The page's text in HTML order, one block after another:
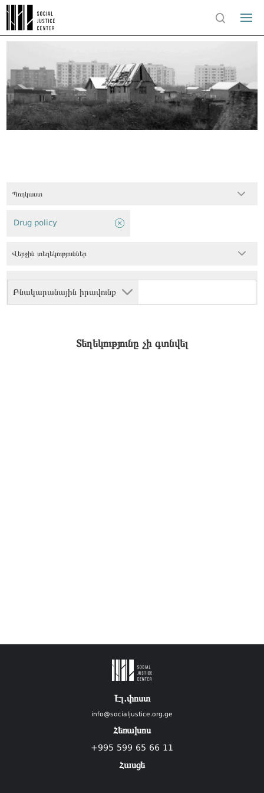
Պոդկաստ
Բնակարանային իրավունք
Drug policy
Վերջին տեղեկություններ
Տեղեկությունը չի գտնվել
Էլ.փոստ
info@socialjustice.org.ge
Հեռախոս
+995 599 65 66 11
Հասցե